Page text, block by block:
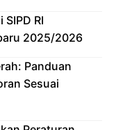
RI
2025/2026
Panduan
Sesuai